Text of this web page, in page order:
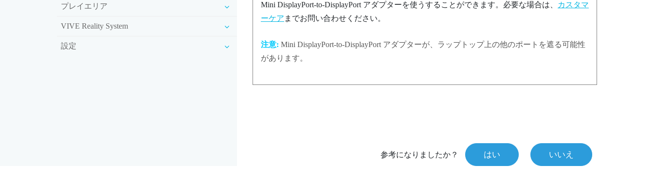
プレイエリア
VIVE Reality System
設定
Mini DisplayPort-to-DisplayPortアダプターを使うすることができます。必要な場合は、
カスタマ
ーケア までお問い合わせください。
注意: Mini DisplayPort-to-DisplayPortアダプターが、ラップトップ上の他のポートを遮る可能性
があります。
参考になりましたか？ はい いいえ